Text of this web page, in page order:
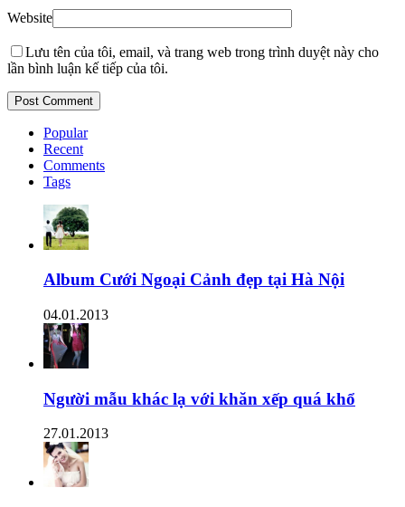
Website
Lưu tên của tôi, email, và trang web trong trình duyệt này cho
lần bình luận kế tiếp của tôi.
Popular
Recent
Comments
Tags
Album Cưới Ngoại Cảnh đẹp tại Hà Nội
04.01.2013
Người mẫu khác lạ với khăn xếp quá khổ
27.01.2013